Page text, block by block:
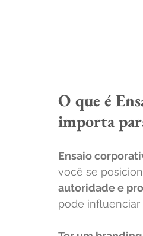
O que é
importa
Ensaio
você se
autoridade e
pode influenciar